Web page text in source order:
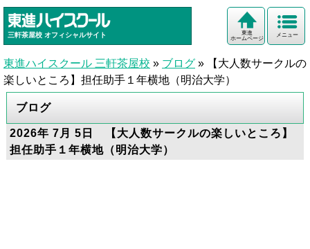
三軒茶屋校 オフィシャルサイト メニュー
東進
ホームページ
東進ハイスクール 三軒茶屋校 » ブログ »
【大人数サークルの
楽しいところ】担任助手１年横地（明治大学）
ブログ
2026年 7月 5日 【大人数サークルの楽しいところ】
担任助手１年横地（明治大学）